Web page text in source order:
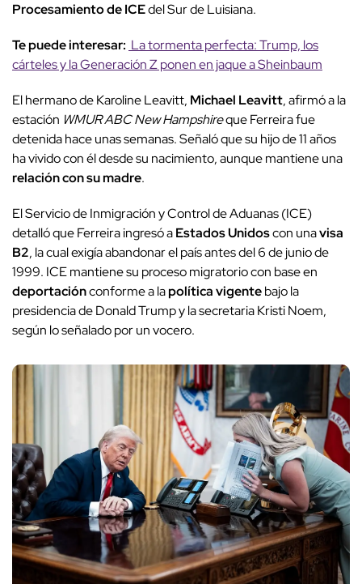
Procesamiento de ICEdel Sur de Luisiana.
Te puede interesar: La tormenta perfecta: Trump, los
cárteles y la Generación Z ponen en jaque a Sheinbaum
El hermano de Karoline Leavitt, Michael Leavitt, afirmó a la
estación WMUR ABC New Hampshireque Ferreira fue
detenida hace unas semanas. Señaló que su hijo de 11 años
ha vivido con él desde su nacimiento, aunque mantiene una
relación con su madre.
El Servicio de Inmigración y Control de Aduanas (ICE)
detalló que Ferreira ingresó aEstados Unidoscon unavisa
B2, la cual exigía abandonar el país antes del 6 de junio de
1999. ICE mantiene su proceso migratorio con base en
deportaciónconforme a lapolítica vigentebajo la
presidencia de Donald Trump y la secretaria Kristi Noem,
según lo señalado por un vocero.